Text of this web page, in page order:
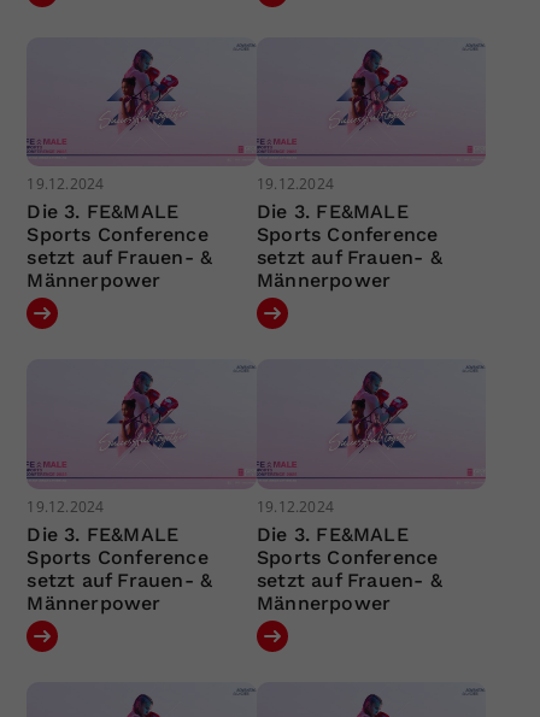
19.12.2024
Die 3. FE&MALE
Sports Conference
setzt auf Frauen- &
Männerpower
19.12.2024
Die 3. FE&MALE
Sports Conference
setzt auf Frauen- &
Männerpower
19.12.2024
Die 3. FE&MALE
Sports Conference
setzt auf Frauen- &
Männerpower
19.12.2024
Die 3. FE&MALE
Sports Conference
setzt auf Frauen- &
Männerpower